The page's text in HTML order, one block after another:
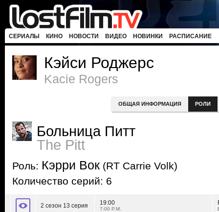
СЕРИАЛЫ КИНО НОВОСТИ ВИДЕО НОВИНКИ РАСПИСАНИЕ
Кэйси Роджерс
Kacie Rogers
ОБЩАЯ ИНФОРМАЦИЯ РОЛИ
Больница Питт
The Pitt
Роль: Кэрри Вок (RT Carrie Volk)
Количество серий: 6
2 сезон 13 серия 19:00
7:00 P.M.